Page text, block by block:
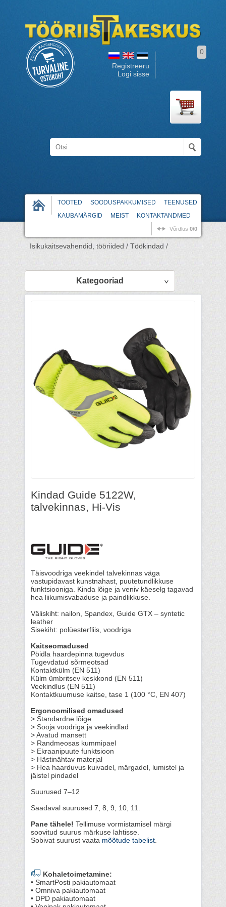
Registreeru
Logi sisse
0
TOOTED SOODUSPAKKUMISED
TEENUSED
KAUBAMÄRGID
MEIST KONTAKTANDMED
Võrdlus 0/0
Isikukaitsevahendid, tööriided / Töökindad /
Kategooriad
Kindad Guide 5122W,
talvekinnas, Hi-Vis
Täisvoodriga veekindel talvekinnas väga
vastupidavast kunstnahast, puutetundlikkuse
funktsiooniga. Kinda lõige ja veniv käeselg tagavad
hea liikumisvabaduse ja paindlikkuse.
Väliskiht: nailon, Spandex, Guide GTX – syntetic
leather
Sisekiht: polüesterfliis, voodriga
Kaitseomadused
Pöidla haardepinna tugevdus
Tugevdatud sõrmeotsad
Kontaktkülm (EN 511)
Külm ümbritsev keskkond (EN 511)
Veekindlus (EN 511)
Kontaktkuumuse kaitse, tase 1 (100 °C, EN 407)
Ergonoomilised omadused
> Standardne lõige
> Sooja voodriga ja veekindlad
> Avatud mansett
> Randmeosas kummipael
> Ekraanipuute funktsioon
> Hästinähtav materjal
> Hea haarduvus kuivadel, märgadel, lumistel ja
jäistel pindadel
Suurused 7–12
Saadaval suurused 7, 8, 9, 10, 11.
Pane tähele! Tellimuse vormistamisel märgi
soovitud suurus märkuse lahtisse.
Sobivat suurust vaata mõõtude tabelist.
Kohaletoimetamine:
• SmartPosti pakiautomaat
• Omniva pakiautomaat
• DPD pakiautomaat